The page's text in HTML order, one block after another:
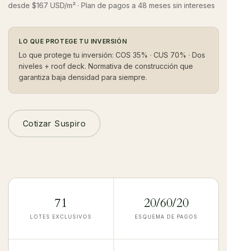
desde $167 USD/m² · Plan de pagos a 48 meses sin intereses
LO QUE PROTEGE TU INVERSIÓN
Lo que protege tu inversión: COS 35% · CUS 70% · Dos
niveles + roof deck. Normativa de construcción que
garantiza baja densidad para siempre.
Cotizar Suspiro
71
LOTES EXCLUSIVOS
20/60/20
ESQUEMA DE PAGOS